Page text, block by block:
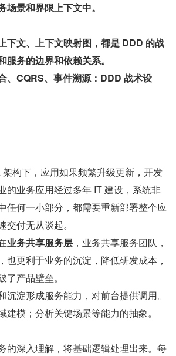
场景和界限上下文中。
下文、上下文映射图，都是 DDD 的战
服务的边界和依赖关系。
、CQRS、事件溯源：DDD 战术设
构下，应用如果频繁升级更新，开发
的业务应用经过多年 IT 建设，系统非
任何一小部分，都需要重新部署整个应
付无从谈起。
业务共享服务层 ，业务共享服务团队，
也更利于业务的沉淀，降低研发成本，
产品壁垒。
沉淀形成服务能力，对前台提供调用。
建模；分析关键场景等能力的抽象。
的深入理解，将基础逻辑处理出来。每